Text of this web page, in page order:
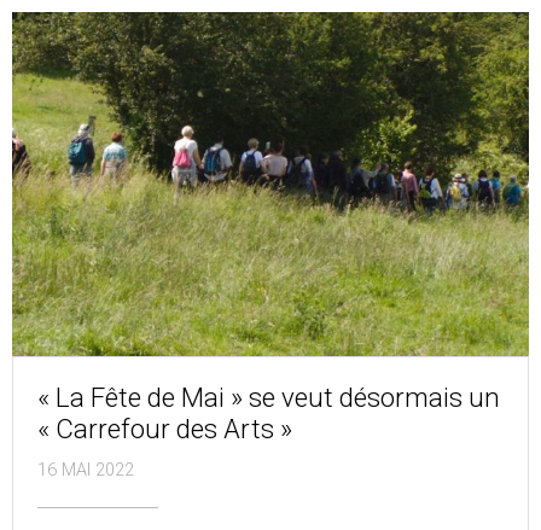
« La Fête de Mai » se veut désormais un
« Carrefour des Arts »
16 MAI 2022